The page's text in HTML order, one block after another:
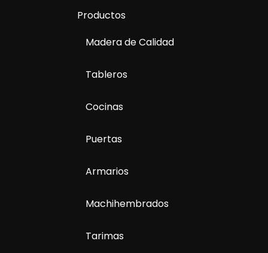
Productos
Madera de Calidad
Tableros
Cocinas
Puertas
Armarios
Machihembrados
Tarimas